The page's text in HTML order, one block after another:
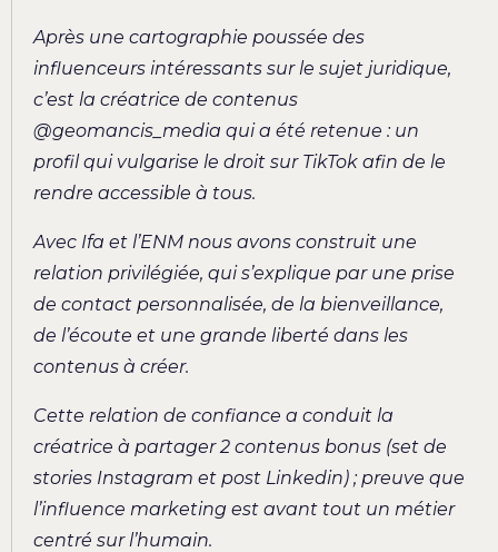
Après une cartographie poussée des
influenceurs intéressants sur le sujet juridique,
c’est la créatrice de contenus
@geomancis_media qui a été retenue : un
profil qui vulgarise le droit sur TikTok afin de le
rendre accessible à tous.
Avec Ifa et l’ENM nous avons construit une
relation privilégiée, qui s’explique par une prise
de contact personnalisée, de la bienveillance,
de l’écoute et une grande liberté dans les
contenus à créer.
Cette relation de confiance a conduit la
créatrice à partager 2 contenus bonus (set de
stories Instagram et post Linkedin) ; preuve que
l’influence marketing est avant tout un métier
centré sur l’humain.